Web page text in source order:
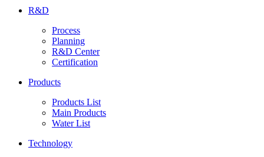
R&D
Process
Planning
R&D Center
Certification
Products
Products List
Main Products
Water List
Technology